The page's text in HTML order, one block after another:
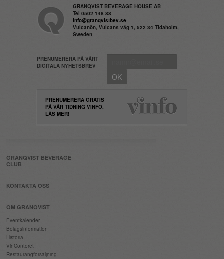
GRANQVIST BEVERAGE HOUSE AB
Tel 0502 148 88
info@granqvistbev.se
Vulcanön, Vulcans väg 1, 522 34 Tidaholm,
Sweden
PRENUMERERA PÅ VÅRT
DIGITALA NYHETSBREV
PRENUMERERA GRATIS
PÅ VÅR TIDNING VINFO.
LÄS MER!
GRANQVIST BEVERAGE
CLUB
KONTAKTA OSS
OM GRANQVIST
Eventkalender
Bolagsinformation
Historia
VinContoret
Restaurangförsäljning